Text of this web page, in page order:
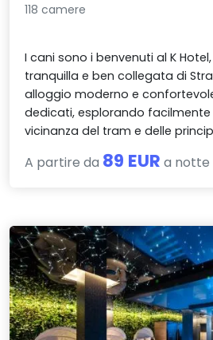
118 camere
I cani sono i benvenuti al K
tranquilla e ben collegata di
alloggio moderno e
dedicati, esplorando
vicinanza del tram e delle
A partire da 89 EUR a notte